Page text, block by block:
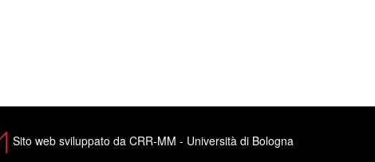
Sito web sviluppato da CRR-MM - Università di Bologna